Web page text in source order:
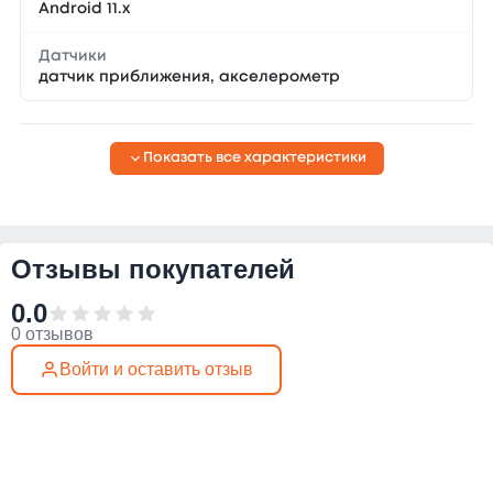
Android 11.x
Датчики
датчик приближения, акселерометр
Показать все характеристики
Отзывы покупателей
0.0
0 отзывов
Войти и оставить отзыв